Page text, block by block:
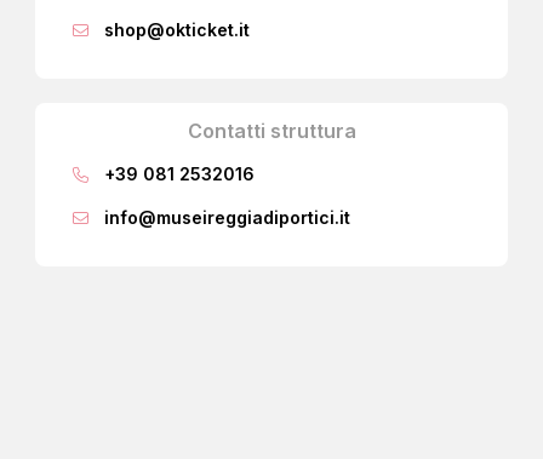
shop@okticket.it
Contatti struttura
+39 081 2532016
info@museireggiadiportici.it